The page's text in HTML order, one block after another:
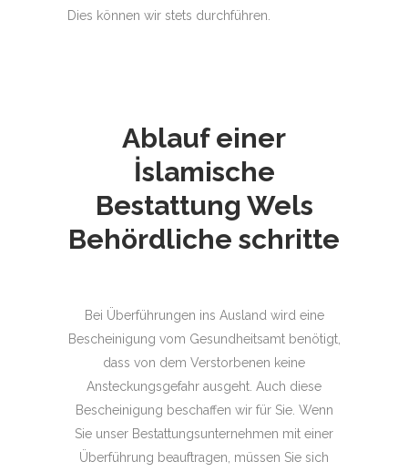
Dies können wir stets durchführen.
Ablauf einer
İslamische
Bestattung Wels
Behördliche schritte
Bei Überführungen ins Ausland wird eine
Bescheinigung vom Gesundheitsamt benötigt,
dass von dem Verstorbenen keine
Ansteckungsgefahr ausgeht. Auch diese
Bescheinigung beschaffen wir für Sie. Wenn
Sie unser Bestattungsunternehmen mit einer
Überführung beauftragen, müssen Sie sich